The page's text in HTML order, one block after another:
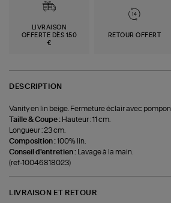
LIVRAISON
OFFERTE DÈS 150
€
RETOUR OFFERT
DESCRIPTION
Vanity en lin beige. Fermeture éclair avec pompon.
Taille & Coupe : Hauteur : 11 cm.
Longueur : 23 cm.
Composition :100% lin.
Conseil d'entretien :
Lavage à la main.
(ref-10046818023)
LIVRAISON ET RETOUR